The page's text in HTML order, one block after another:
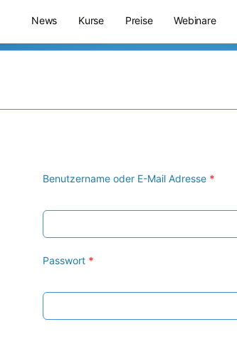
News Kurse Preise Webinare
Benutzername oder E-Mail Adresse *
Passwort *